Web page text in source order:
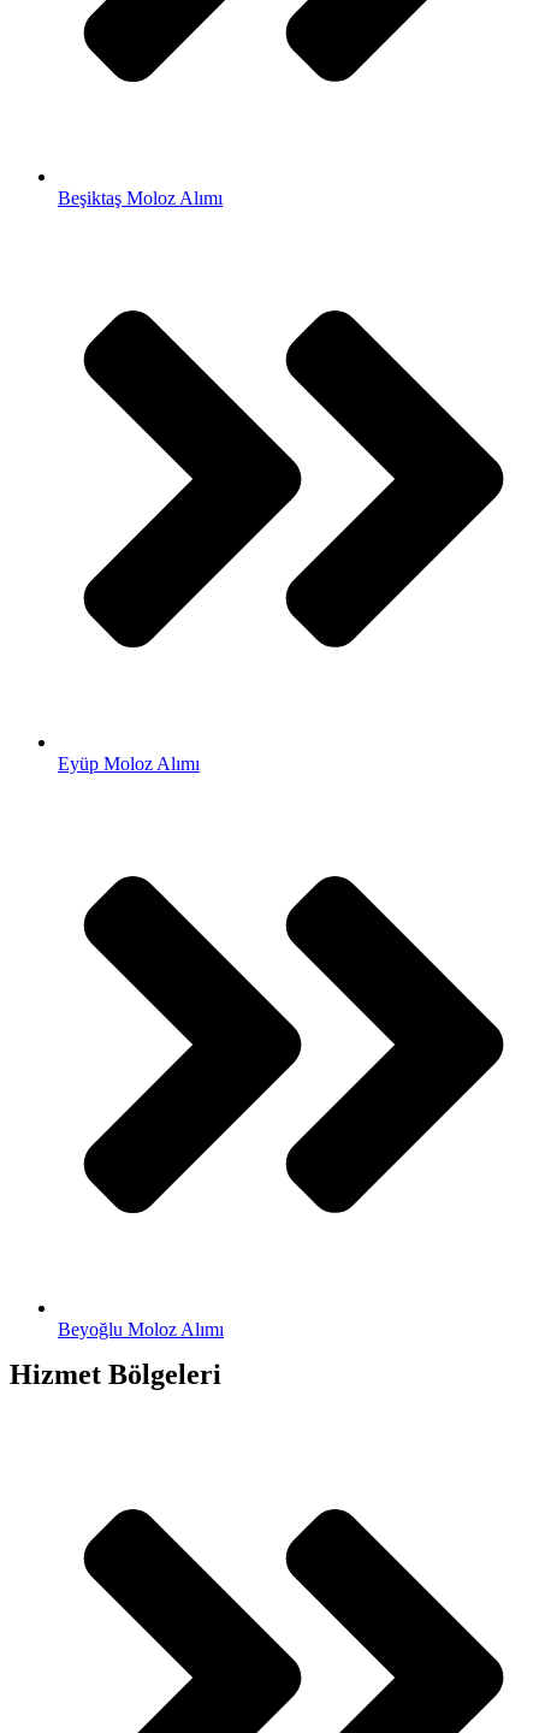
Beşiktaş Moloz Alımı
Eyüp Moloz Alımı
Beyoğlu Moloz Alımı
Hizmet Bölgeleri